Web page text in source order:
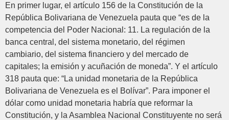
En primer lugar, el artículo 156 de la Constitución de la
República Bolivariana de Venezuela pauta que “es de la
competencia del Poder Nacional: 11. La regulación de la
banca central, del sistema monetario, del régimen
cambiario, del sistema financiero y del mercado de
capitales; la emisión y acuñación de moneda”. Y el artículo
318 pauta que: “La unidad monetaria de la República
Bolivariana de Venezuela es el Bolívar”. Para imponer el
dólar como unidad monetaria habría que reformar la
Constitución, y la Asamblea Nacional Constituyente no será